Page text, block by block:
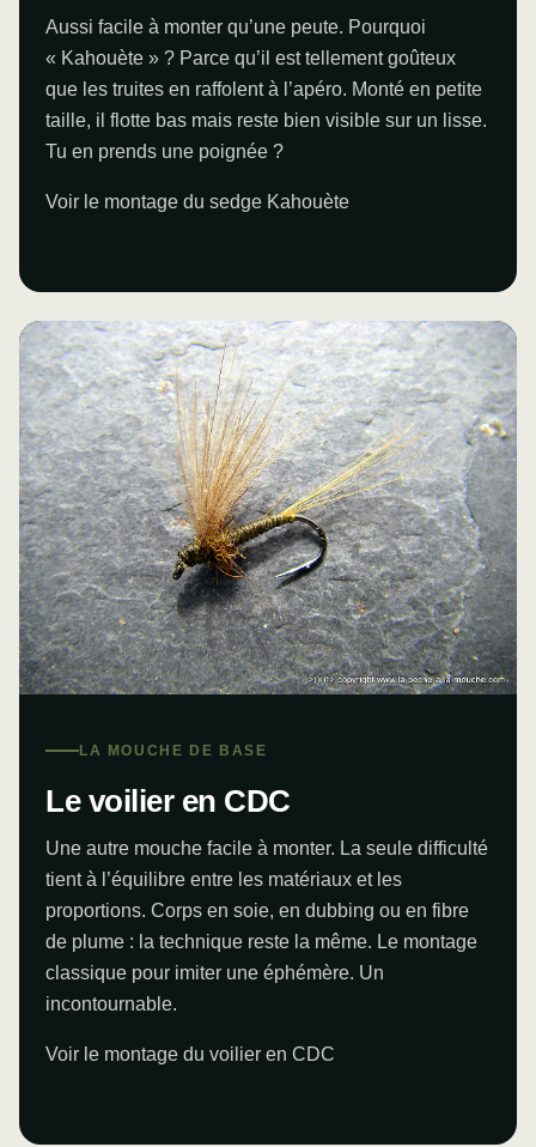
Aussi facile à monter qu’une peute. Pourquoi
« Kahouète » ? Parce qu’il est tellement goûteux
que les truites en raffolent à l’apéro. Monté en petite
taille, il flotte bas mais reste bien visible sur un lisse.
Tu en prends une poignée ?
Voir le montage du sedge Kahouète
LA MOUCHE DE BASE
Le voilier en CDC
Une autre mouche facile à monter. La seule difficulté
tient à l’équilibre entre les matériaux et les
proportions. Corps en soie, en dubbing ou en fibre
de plume : la technique reste la même. Le montage
classique pour imiter une éphémère. Un
incontournable.
Voir le montage du voilier en CDC